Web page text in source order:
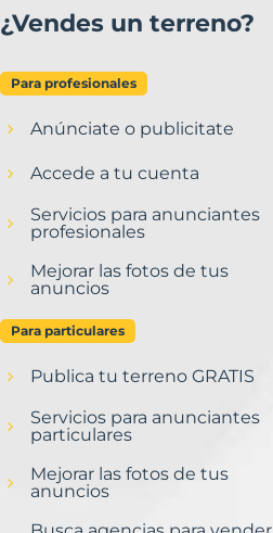
¿Vendes un terreno?
Para profesionales
Anúnciate o publicitate
Accede a tu cuenta
Servicios para anunciantes
profesionales
Mejorar las fotos de tus
anuncios
Para particulares
Publica tu terreno GRATIS
Servicios para anunciantes
particulares
Mejorar las fotos de tus
anuncios